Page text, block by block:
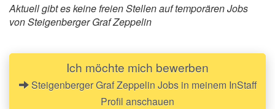
Aktuell gibt es keine freien Stellen auf temporären Jobs
von Steigenberger Graf Zeppelin
Ich möchte mich bewerben
Steigenberger Graf Zeppelin Jobs in meinem InStaff
Profil anschauen